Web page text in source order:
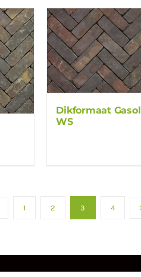
Dikformaat Gasol
WS
1 2 3 4